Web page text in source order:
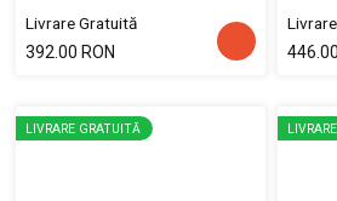
Livrare Gratuită
392.00 RON
LIVRARE GRATUITĂ